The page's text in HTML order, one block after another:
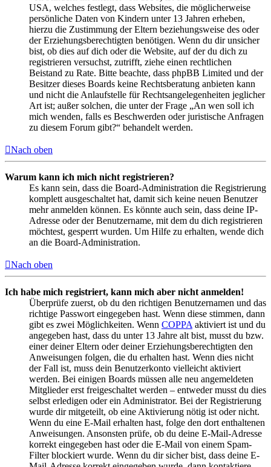
USA, welches festlegt, dass Websites, die möglicherweise
persönliche Daten von Kindern unter 13 Jahren erheben,
hierzu die Zustimmung der Eltern beziehungsweise des oder
der Erziehungsberechtigten benötigen. Wenn du dir unsicher
bist, ob dies auf dich oder die Website, auf der du dich zu
registrieren versuchst, zutrifft, ziehe einen rechtlichen
Beistand zu Rate. Bitte beachte, dass phpBB Limited und der
Besitzer dieses Boards keine Rechtsberatung anbieten kann
und nicht die Anlaufstelle für Rechtsangelegenheiten jeglicher
Art ist; außer solchen, die unter der Frage „An wen soll ich
mich wenden, falls es Beschwerden oder juristische Anfragen
zu diesem Forum gibt?“ behandelt werden.
Nach oben
Warum kann ich mich nicht registrieren?
Es kann sein, dass die Board-Administration die Registrierung
komplett ausgeschaltet hat, damit sich keine neuen Benutzer
mehr anmelden können. Es könnte auch sein, dass deine IP-
Adresse oder der Benutzername, mit dem du dich registrieren
möchtest, gesperrt wurden. Um Hilfe zu erhalten, wende dich
an die Board-Administration.
Nach oben
Ich habe mich registriert, kann mich aber nicht anmelden!
Überprüfe zuerst, ob du den richtigen Benutzernamen und das
richtige Passwort eingegeben hast. Wenn diese stimmen, dann
gibt es zwei Möglichkeiten. Wenn COPPA aktiviert ist und du
angegeben hast, dass du unter 13 Jahre alt bist, musst du bzw.
einer deiner Eltern oder deiner Erziehungsberechtigten den
Anweisungen folgen, die du erhalten hast. Wenn dies nicht
der Fall ist, muss dein Benutzerkonto vielleicht aktiviert
werden. Bei einigen Boards müssen alle neu angemeldeten
Mitglieder erst freigeschaltet werden – entweder musst du dies
selbst erledigen oder ein Administrator. Bei der Registrierung
wurde dir mitgeteilt, ob eine Aktivierung nötig ist oder nicht.
Wenn du eine E-Mail erhalten hast, folge den dort enthaltenen
Anweisungen. Ansonsten prüfe, ob du deine E-Mail-Adresse
korrekt eingegeben hast oder die E-Mail von einem Spam-
Filter blockiert wurde. Wenn du dir sicher bist, dass deine E-